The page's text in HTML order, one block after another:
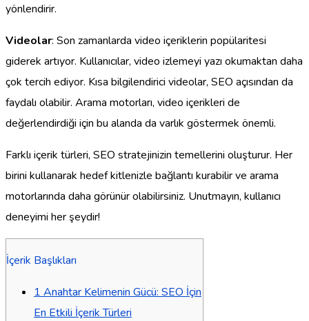
yönlendirir.
Videolar: Son zamanlarda video içeriklerin popülaritesi
giderek artıyor. Kullanıcılar, video izlemeyi yazı okumaktan daha
çok tercih ediyor. Kısa bilgilendirici videolar, SEO açısından da
faydalı olabilir. Arama motorları, video içerikleri de
değerlendirdiği için bu alanda da varlık göstermek önemli.
Farklı içerik türleri, SEO stratejinizin temellerini oluşturur. Her
birini kullanarak hedef kitlenizle bağlantı kurabilir ve arama
motorlarında daha görünür olabilirsiniz. Unutmayın, kullanıcı
deneyimi her şeydir!
İçerik Başlıkları
1 Anahtar Kelimenin Gücü: SEO İçin
En Etkili İçerik Türleri